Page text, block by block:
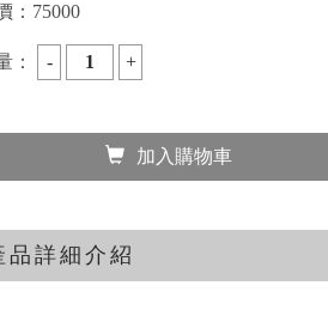
： 75000
：
加入購物車
品詳細介紹